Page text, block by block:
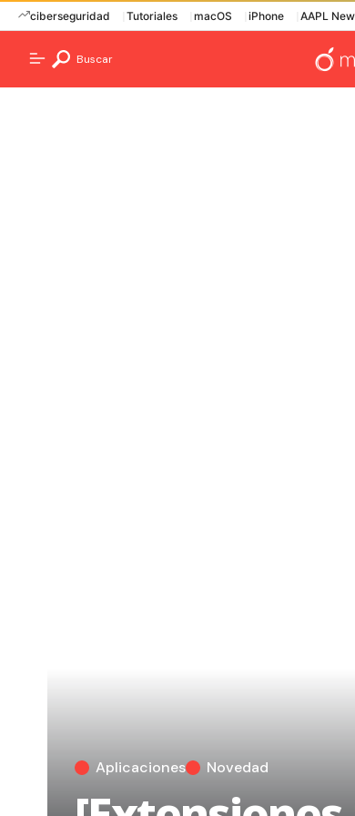
ciberseguridad Tutoriales macOS iPhone AAPL
Buscar
Aplicaciones Novedad